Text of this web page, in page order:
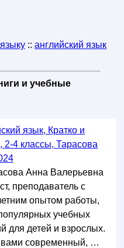
:: английский язык
и учебные
язык, Кратко и
2-4 классы, Тарасова
Анна Валерьевна
преподаватель с
опытом работы,
учебных
для детей и взрослых.
современный, …